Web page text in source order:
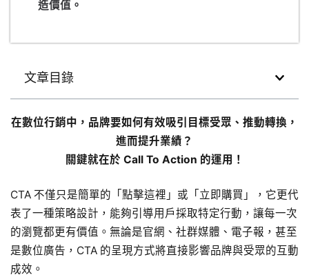
造價值。
文章目錄
在數位行銷中，品牌要如何有效吸引目標受眾、推動轉換，
進而提升業績？
關鍵就在於 Call To Action 的運用！
CTA 不僅只是簡單的「點擊這裡」或「立即購買」，它更代
表了一種策略設計，能夠引導用戶採取特定行動，讓每一次
的瀏覽都更有價值。無論是官網、社群媒體、電子報，甚至
是數位廣告，CTA 的呈現方式將直接影響品牌與受眾的互動
成效。